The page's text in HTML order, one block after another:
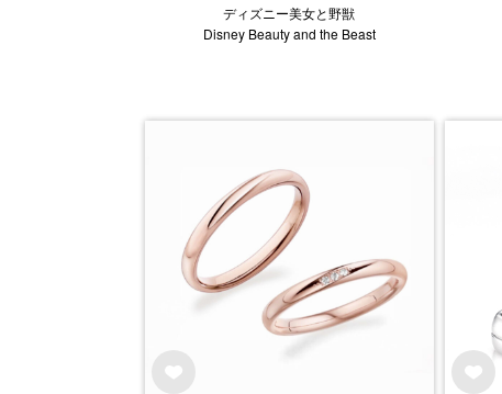
ディズニー美女と野獣
Disney Beauty and the Beast